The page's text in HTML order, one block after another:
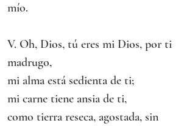
mío.
V. Oh, Dios, tú eres mi Dios, por ti
madrugo,
mi alma está sedienta de ti;
mi carne tiene ansia de ti,
como tierra reseca, agostada, sin